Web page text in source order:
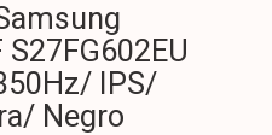
IPS/
Negro